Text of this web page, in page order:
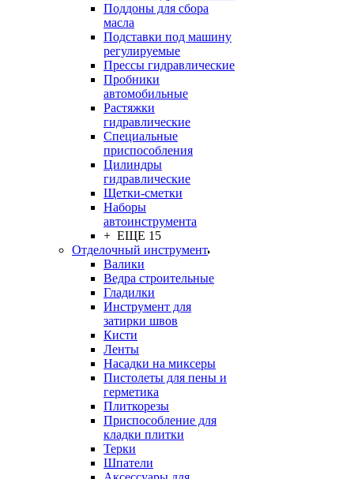
Поддоны для сбора
масла
Подставки под машину
регулируемые
Прессы гидравлические
Пробники
автомобильные
Растяжки
гидравлические
Специальные
приспособления
Цилиндры
гидравлические
Щетки-сметки
Наборы
автоинструмента
+ ЕЩЕ 15
Отделочный инструмент
Валики
Ведра строительные
Гладилки
Инструмент для
затирки швов
Кисти
Ленты
Насадки на миксеры
Пистолеты для пены и
герметика
Плиткорезы
Приспособление для
кладки плитки
Терки
Шпатели